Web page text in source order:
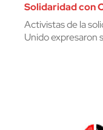
Solidaridad con
Activistas de la
Unido expresaron